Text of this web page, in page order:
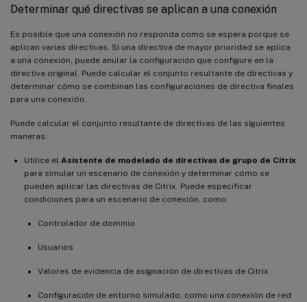
Determinar qué directivas se aplican a una conexión
Es posible que una conexión no responda como se espera porque se
aplican varias directivas. Si una directiva de mayor prioridad se aplica
a una conexión, puede anular la configuración que configure en la
directiva original. Puede calcular el conjunto resultante de directivas y
determinar cómo se combinan las configuraciones de directiva finales
para una conexión.
Puede calcular el conjunto resultante de directivas de las siguientes
maneras:
Utilice el Asistente de modelado de directivas de grupo de Citrix
para simular un escenario de conexión y determinar cómo se
pueden aplicar las directivas de Citrix. Puede especificar
condiciones para un escenario de conexión, como:
Controlador de dominio
Usuarios
Valores de evidencia de asignación de directivas de Citrix
Configuración de entorno simulado, como una conexión de red